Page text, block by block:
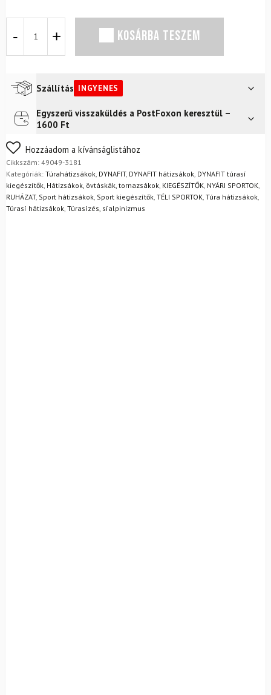
Speed
felhőkék
mennyiség
KOSÁRBA TESZEM
Szállítás INGYENES
Futár a címreIngyenes
FoxPost
Egyszerű visszaküldés a PostFoxon keresztül –
1600 Ft
Nem biztos a választásában? Semmi gond – a terméket
egyszerűen visszaküldheti 14 napon belül, indoklás nélkül.
Mik a visszaküldés feltételei?
Hozzáadom a kívánságlistához
Cikkszám: 49049-3181
Kategóriák: Túrahátizsákok DYNAFIT, DYNAFIT hátizsákok DYNAFIT túrasí
kiegészítők Hátizsákok, övtáskák, tornazsákok KIEGÉSZÍTŐK NYÁRI SPORTOK
RUHÁZAT, Sport hátizsákok Sport kiegészítők TÉLI SPORTOK Túra hátizsákok
Túrasí hátizsákok Túrasízés, síalpinizmus